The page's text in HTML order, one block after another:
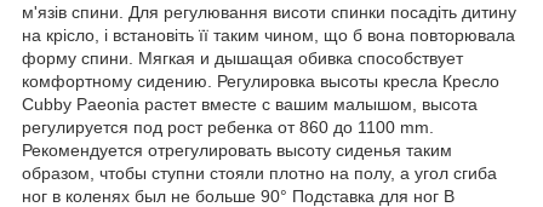
м'язів спини. Для регулювання висоти спинки посадіть дитину
на крісло, і встановіть її таким чином, що б вона повторювала
форму спини. Мягкая и дышащая обивка способствует
комфортному сидению. Регулировка высоты кресла Кресло
Cubby Paeonia растет вместе с вашим малышом, высота
регулируется под рост ребенка от 860 до 1100 mm.
Рекомендуется отрегулировать высоту сиденья таким
образом, чтобы ступни стояли плотно на полу, а угол сгиба
ног в коленях был не больше 90° Подставка для ног В